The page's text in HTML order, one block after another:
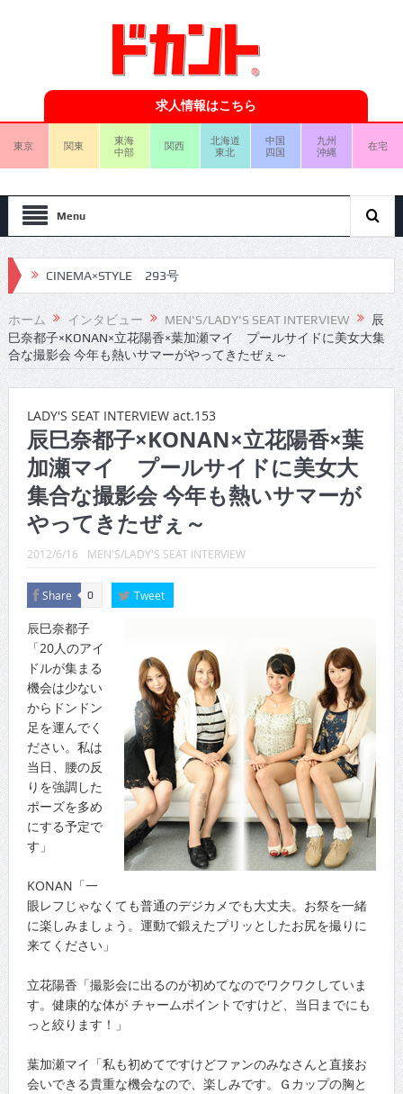
求人情報はこちら
東京 関東
東海
中部
関西
北海道
東北
中国
四国
九州
沖縄
在宅
Menu
CINEMA×STYLE 293号
CINEMA×STYLE 292号
CINEMA×STYLE 291号
CINEMA×STYLE 290号
CINEMA×STYLE 289号
CINEMA×STYLE 288号
CINEMA×STYLE 287号
CINEMA×STYLE 286号
CINEMA×STYLE 285号
CINEMA×STYLE 294号
ホーム インタビュー MEN'S/LADY'S SEAT INTERVIEW
辰
巳奈都子×KONAN×立花陽香×葉加瀬マイ プールサイドに美女大集
合な撮影会 今年も熱いサマーがやってきたぜぇ～
LADY'S SEAT INTERVIEW act.153
辰巳奈都子×KONAN×立花陽香×葉
加瀬マイ プールサイドに美女大
集合な撮影会 今年も熱いサマーが
やってきたぜぇ～
2012/6/16 MEN'S/LADY'S SEAT INTERVIEW
Share 0 Tweet
辰巳奈都子
「20人のアイ
ドルが集まる
機会は少ない
からドンドン
足を運んでく
ださい。私は
当日、腰の反
りを強調した
ポーズを多め
にする予定で
す」
KONAN「一
眼レフじゃなくても普通のデジカメでも大丈夫。お祭を一緒
に楽しみましょう。運動で鍛えたプリッとしたお尻を撮りに
来てください」
立花陽香「撮影会に出るのが初めてなのでワクワクしていま
す。健康的な体が チャームポイントですけど、当日までにも
っと絞ります！」
葉加瀬マイ「私も初めてですけどファンのみなさんと直接お
会いできる貴重な機会なので、楽しみです。Ｇカップの胸と